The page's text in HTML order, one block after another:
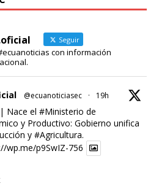
Seguir
con información
@ecuanoticiasec · 19h
| Nace el #Ministerio de
y Productivo: Gobierno unifica
y #Agricultura.
wp.me/p9SwIZ-756